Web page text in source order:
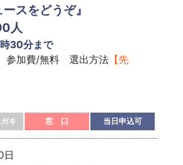
スをどうぞ』
人
30分まで
参加費/無料 選出方法 【先
キ 窓 口 当日申込可
日